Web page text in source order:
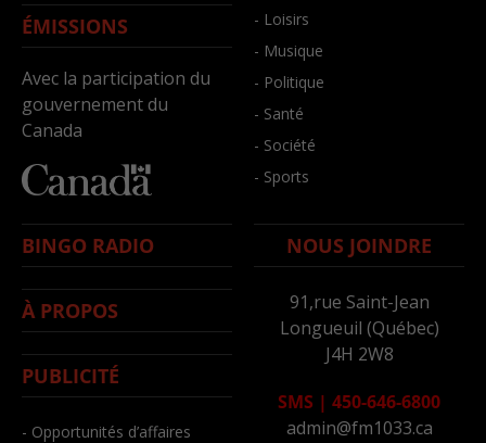
ÉMISSIONS
Avec la participation du
gouvernement du
Canada
- Loisirs
- Musique
- Politique
- Santé
- Société
- Sports
BINGO RADIO
À PROPOS
PUBLICITÉ
- Opportunités d’affaires
NOUS JOINDRE
91,rue Saint-Jean
Longueuil (Québec)
J4H 2W8
SMS | 450-646-6800
admin@fm1033.ca